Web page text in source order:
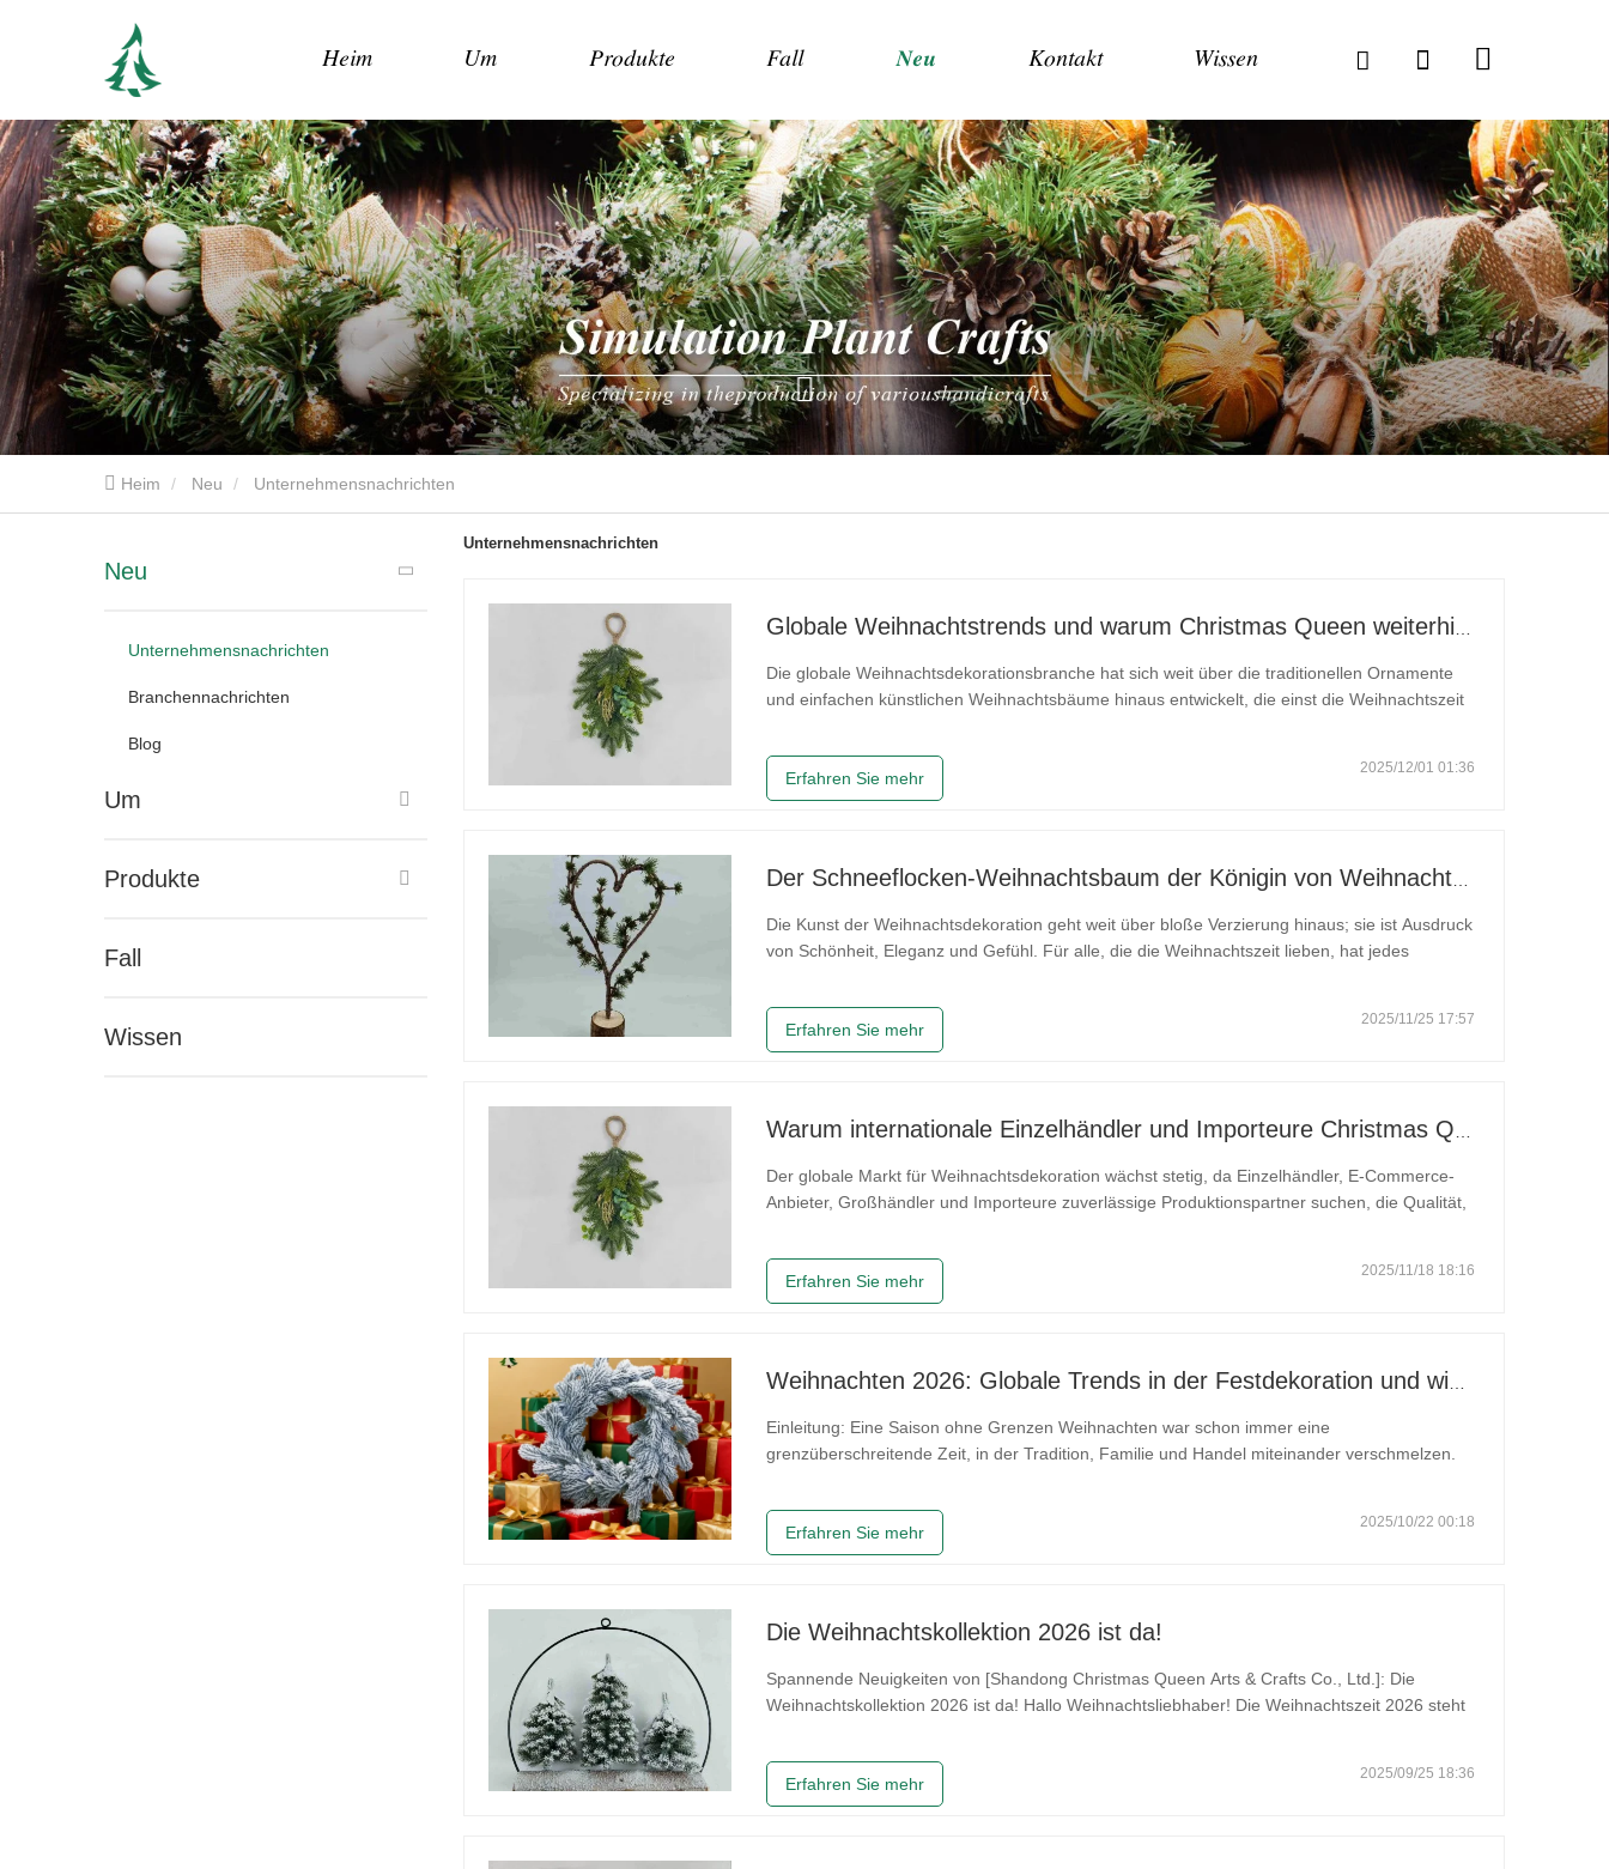
Heim Um Produkte Fall Neu Kontakt Wissen
Heim Neu Unternehmensnachrichten
Neu
Unternehmensnachrichten
Branchennachrichten
Blog
Um
Produkte
Fall
Wissen
Unternehmensnachrichten
Die globale Weihnachtsdekorationsbranche hat sich weit über die traditionellen Ornamente
und einfachen künstlichen Weihnachtsbäume hinaus entwickelt, die einst die Weihnachtszeit
Einflüssen, fortschrittlichen
Erfahren Sie mehr
2025/12/01 01:36
Der Schneeflocken-Weihnachtsbaum der Königin von Weihnachten: Festliche Eleganz auf höchstem Niveau mit zeitlosem europäischem Luxus
Die Kunst der Weihnachtsdekoration geht weit über bloße Verzierung hinaus; sie ist Ausdruck
von Schönheit, Eleganz und Gefühl. Für alle, die die Weihnachtszeit lieben, hat jedes
Eleganz zu verwandeln.
Erfahren Sie mehr
2025/11/25 17:57
Der globale Markt für Weihnachtsdekoration wächst stetig, da Einzelhändler, E-Commerce-
Anbieter, Großhändler und Importeure zuverlässige Produktionspartner suchen, die Qualität,
ist die Wahl des richtigen
Erfahren Sie mehr
2025/11/18 18:16
Einleitung: Eine Saison ohne Grenzen Weihnachten war schon immer eine
grenzüberschreitende Zeit, in der Tradition, Familie und Handel miteinander verschmelzen.
Geschäfte und öffentliche Plätze auf der ganzen
Erfahren Sie mehr
2025/10/22 00:18
Die Weihnachtskollektion 2026 ist da!
Spannende Neuigkeiten von [Shandong Christmas Queen Arts & Crafts Co., Ltd.]: Die
Weihnachtskollektion 2026 ist da! Hallo Weihnachtsliebhaber! Die Weihnachtszeit 2026 steht
Arts & Crafts Co., Ltd.]
Erfahren Sie mehr
2025/09/25 18:36